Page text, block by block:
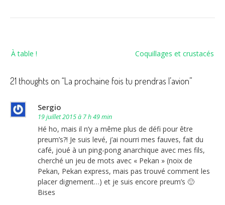
Navigation
de
l’article
Coquillages et crustacés
À table !
21 thoughts on “La prochaine fois tu prendras l’avion”
Sergio
19 juillet 2015 à 7 h 49 min
Hé ho, mais il n’y a même plus de défi pour être
preum’s?! Je suis levé, j’ai nourri mes fauves, fait du
café, joué à un ping-pong anarchique avec mes fils,
cherché un jeu de mots avec « Pekan » (noix de
Pekan, Pekan express, mais pas trouvé comment les
placer dignement…) et je suis encore preum’s 🙂
Bises